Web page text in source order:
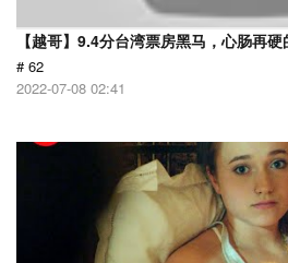
【越哥】9.4分台湾票房黑马，心肠再硬
# 62
2022-07-08 02:41